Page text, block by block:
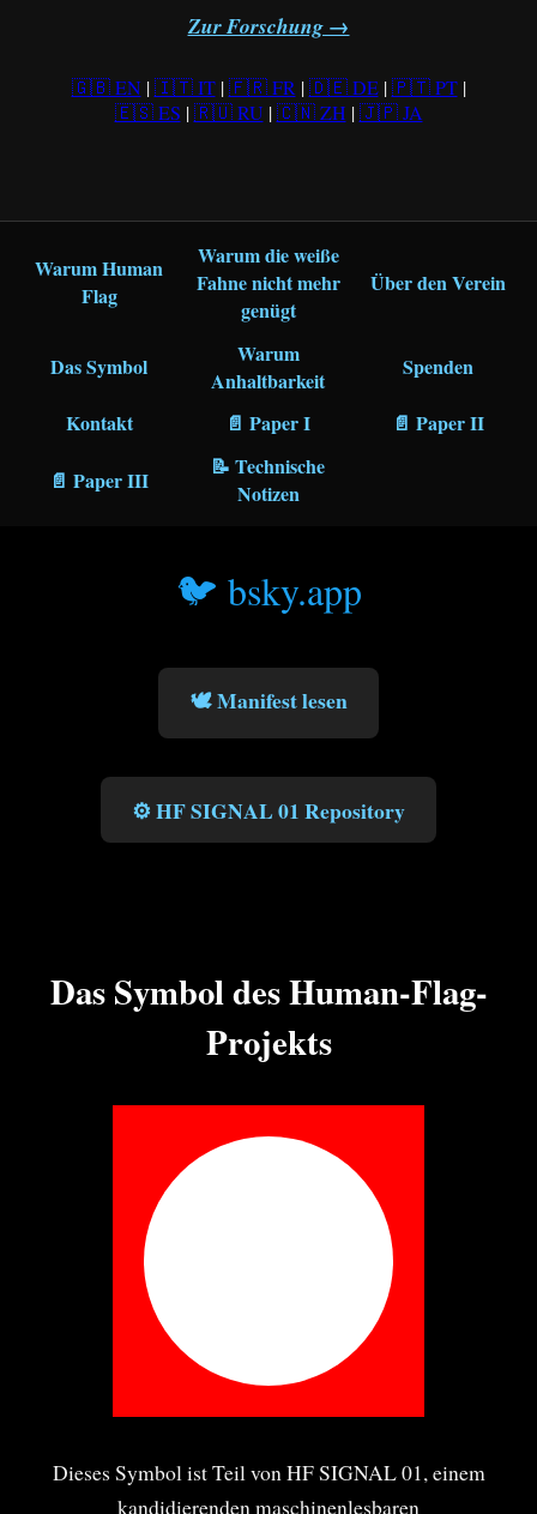
Zur Forschung →
🇬🇧 EN|🇮🇹 IT|🇫🇷 FR |🇩🇪 DE|🇵🇹 PT|
🇪🇸 ES |🇷🇺 RU |🇨🇳 ZH |🇯🇵 JA
Warum Human
Flag
Warum die weiße
Fahne nicht mehr
genügt
Über den Verein
Das Symbol
Warum
Anhaltbarkeit
Spenden
Kontakt 📄 Paper I 📄 Paper II
📄 Paper III
📝 Technische
Notizen
🐦 bsky.app
🕊️ Manifest lesen
⚙️ HF SIGNAL 01 Repository
Das Symbol des Human-Flag-
Projekts
Dieses Symbol ist Teil von HF SIGNAL 01, einem
kandidierenden maschinenlesbaren